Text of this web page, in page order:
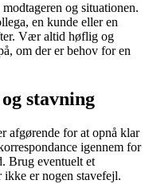
og situationen.
en kunde eller en
Vær altid høflig og
om der er behov for en
stavning
afgørende for at opnå klar
igennem for
Brug eventuelt et
er nogen stavefejl.